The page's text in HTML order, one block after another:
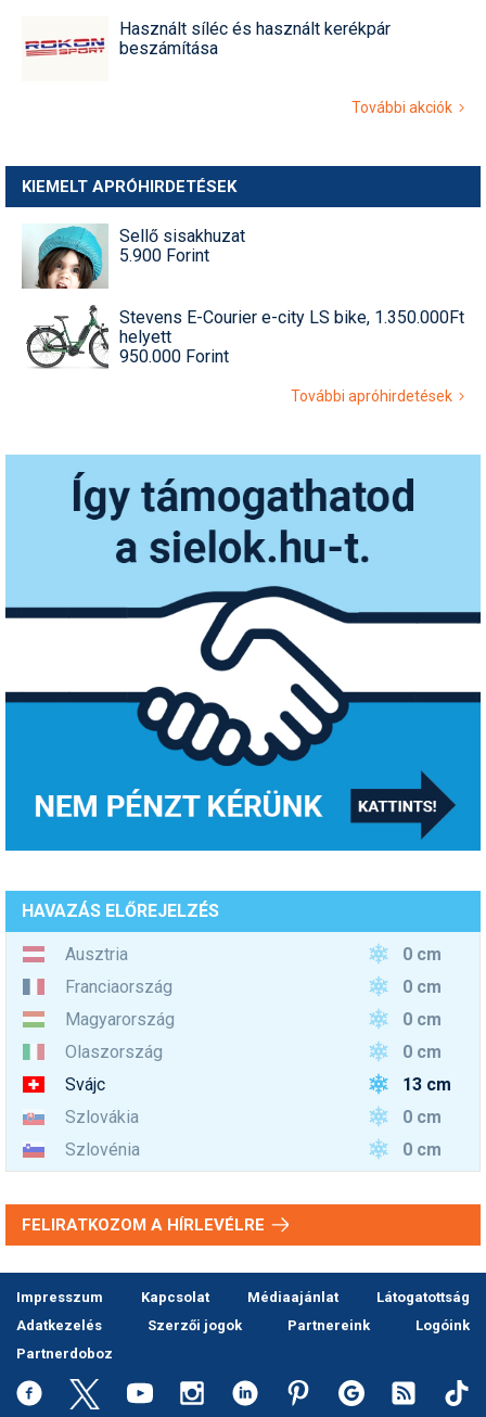
Használt síléc és használt kerékpár
beszámítása
További akciók
KIEMELT APRÓHIRDETÉSEK
Sellő sisakhuzat
5.900 Forint
Stevens E-Courier e-city LS bike, 1.350.000Ft
helyett
950.000 Forint
További apróhirdetések
HAVAZÁS ELŐREJELZÉS
Ausztria
0 cm
Franciaország
0 cm
Magyarország
0 cm
Olaszország
0 cm
Svájc
13 cm
Szlovákia
0 cm
Szlovénia
0 cm
FELIRATKOZOM A HÍRLEVÉLRE
Impresszum Kapcsolat Médiaajánlat
Látogatottság
Adatkezelés
Szerzői jogok Partnereink
Logóink
Partnerdoboz